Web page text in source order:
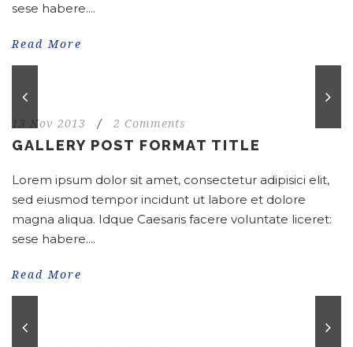
sese habere....
Read More
13 Nov 2013 / 2 Comments
GALLERY POST FORMAT TITLE
Lorem ipsum dolor sit amet, consectetur adipisici elit,
sed eiusmod tempor incidunt ut labore et dolore
magna aliqua. Idque Caesaris facere voluntate liceret:
sese habere....
Read More